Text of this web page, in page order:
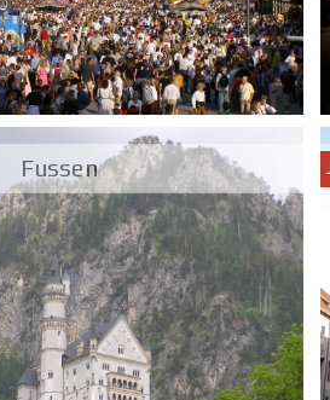
Fussen